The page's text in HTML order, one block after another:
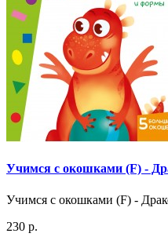
Учимся с окошками (F) -
Учимся с окошками (F) -
230 р.